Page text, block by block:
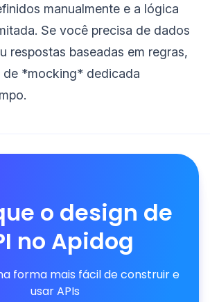
manualmente e a lógica
Se você precisa de dados
respostas baseadas em regras,
de *mocking* dedicada
o design de
no Apidog
forma mais fácil de construir e
usar APIs